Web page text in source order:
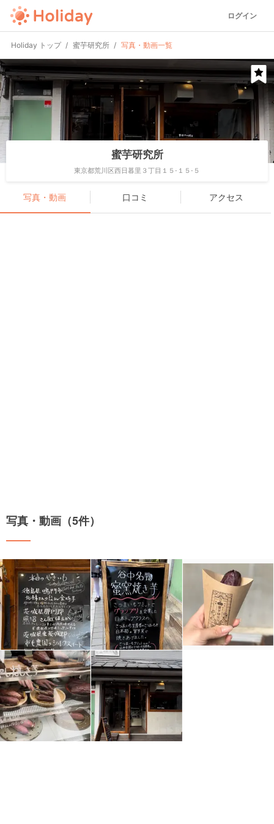
ログイン
Holiday トップ 蜜芋研究所 写真・動画一覧
蜜芋研究所
東京都荒川区西日暮里３丁目１５-１５-５
写真・動画 口コミ アクセス
写真・動画（5件）